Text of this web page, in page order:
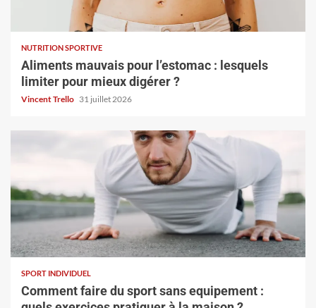
NUTRITION SPORTIVE
Aliments mauvais pour l’estomac : lesquels
limiter pour mieux digérer ?
Vincent Trello 31 juillet 2026
SPORT INDIVIDUEL
Comment faire du sport sans equipement :